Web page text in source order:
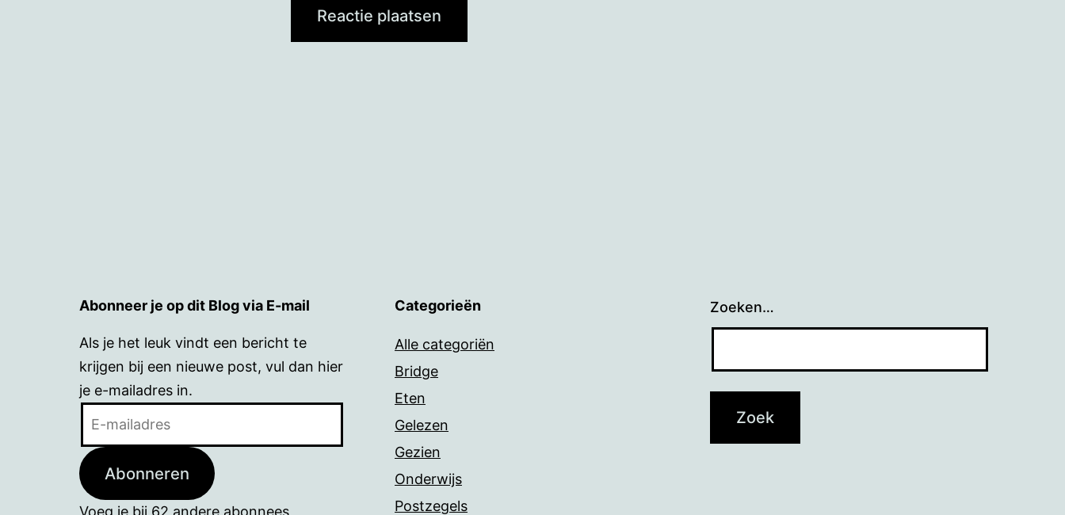
Abonneer je op dit Blog via E-mail
Als je het leuk vindt een bericht te
krijgen bij een nieuwe post, vul dan hier
je e-mailadres in.
Abonneren
Voeg je bij 62 andere abonnees
Categorieën
Alle categoriën
Bridge
Eten
Gelezen
Gezien
Onderwijs
Postzegels
Zoeken…